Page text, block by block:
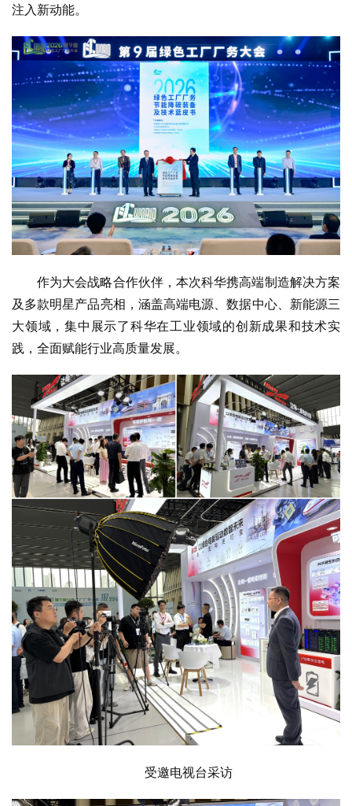
注入新动能。
作为大会战略合作伙伴，本次科华携高端制造解决方案
及多款明星产品亮相，涵盖高端电源、数据中心、新能源三
大领域，集中展示了科华在工业领域的创新成果和技术实
践，全面赋能行业高质量发展。
受邀电视台采访